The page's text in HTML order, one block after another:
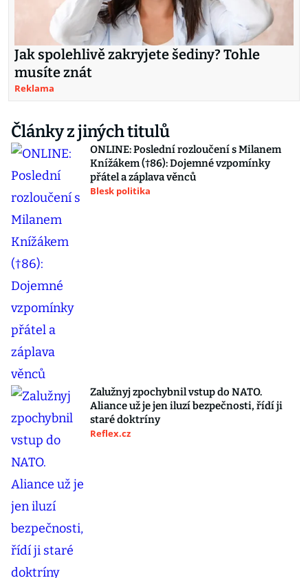
Jak spolehlivě zakryjete šediny? Tohle
musíte znát
Reklama
Články z jiných titulů
ONLINE: Poslední rozloučení s Milanem
Knížákem (†86): Dojemné vzpomínky
přátel a záplava věnců
Blesk politika
Zalužnyj zpochybnil vstup do NATO.
Aliance už je jen iluzí bezpečnosti, řídí ji
staré doktríny
Reflex.cz